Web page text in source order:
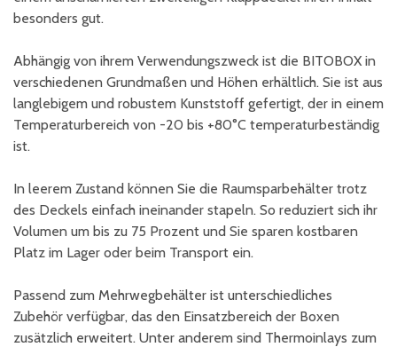
besonders gut.
Abhängig von ihrem Verwendungszweck ist die BITOBOX in
verschiedenen Grundmaßen und Höhen erhältlich. Sie ist aus
langlebigem und robustem Kunststoff gefertigt, der in einem
Temperaturbereich von -20 bis +80°C temperaturbeständig
ist.
In leerem Zustand können Sie die Raumsparbehälter trotz
des Deckels einfach ineinander stapeln. So reduziert sich ihr
Volumen um bis zu 75 Prozent und Sie sparen kostbaren
Platz im Lager oder beim Transport ein.
Passend zum Mehrwegbehälter ist unterschiedliches
Zubehör verfügbar, das den Einsatzbereich der Boxen
zusätzlich erweitert. Unter anderem sind Thermoinlays zum